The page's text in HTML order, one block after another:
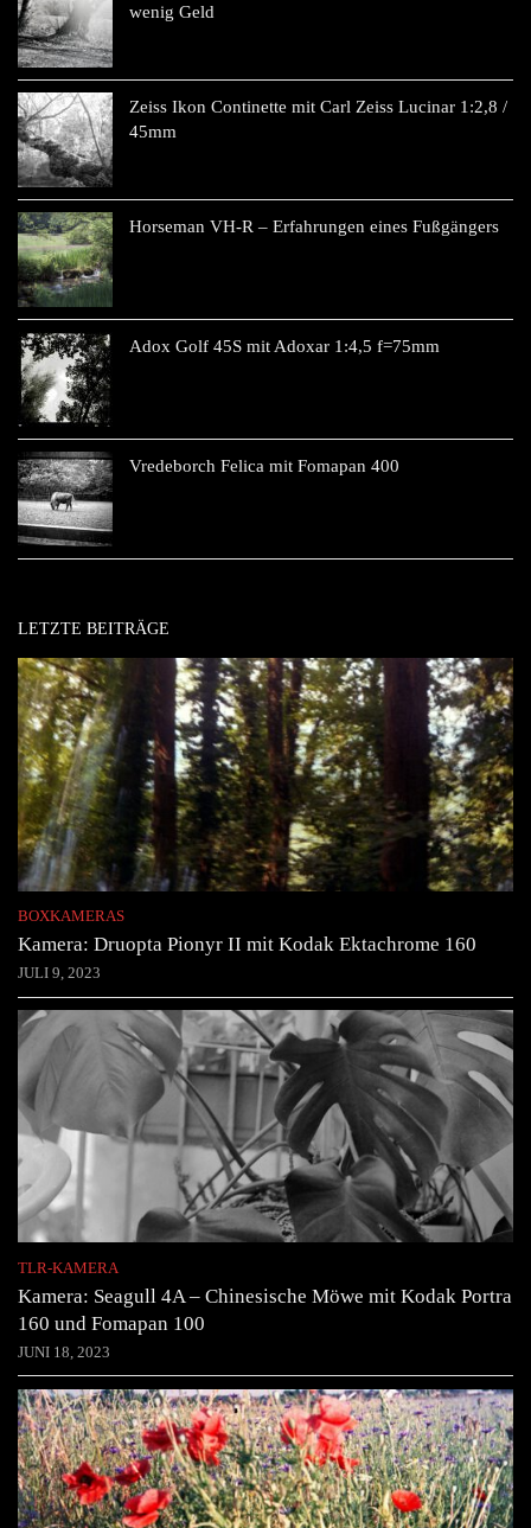
wenig Geld
Zeiss Ikon Continette mit Carl Zeiss Lucinar 1:2,8 /
45mm
Horseman VH-R – Erfahrungen eines Fußgängers
Adox Golf 45S mit Adoxar 1:4,5 f=75mm
Vredeborch Felica mit Fomapan 400
LETZTE BEITRÄGE
BOXKAMERAS
Kamera: Druopta Pionyr II mit Kodak Ektachrome 160
JULI 9, 2023
TLR-KAMERA
Kamera: Seagull 4A – Chinesische Möwe mit Kodak Portra
160 und Fomapan 100
JUNI 18, 2023